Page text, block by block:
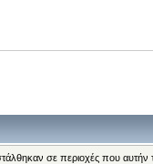
σε περιοχές που αυτήν